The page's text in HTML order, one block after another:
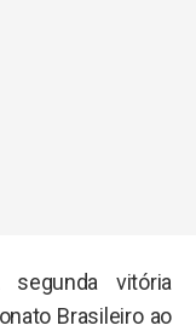
vitória
Brasileiro ao